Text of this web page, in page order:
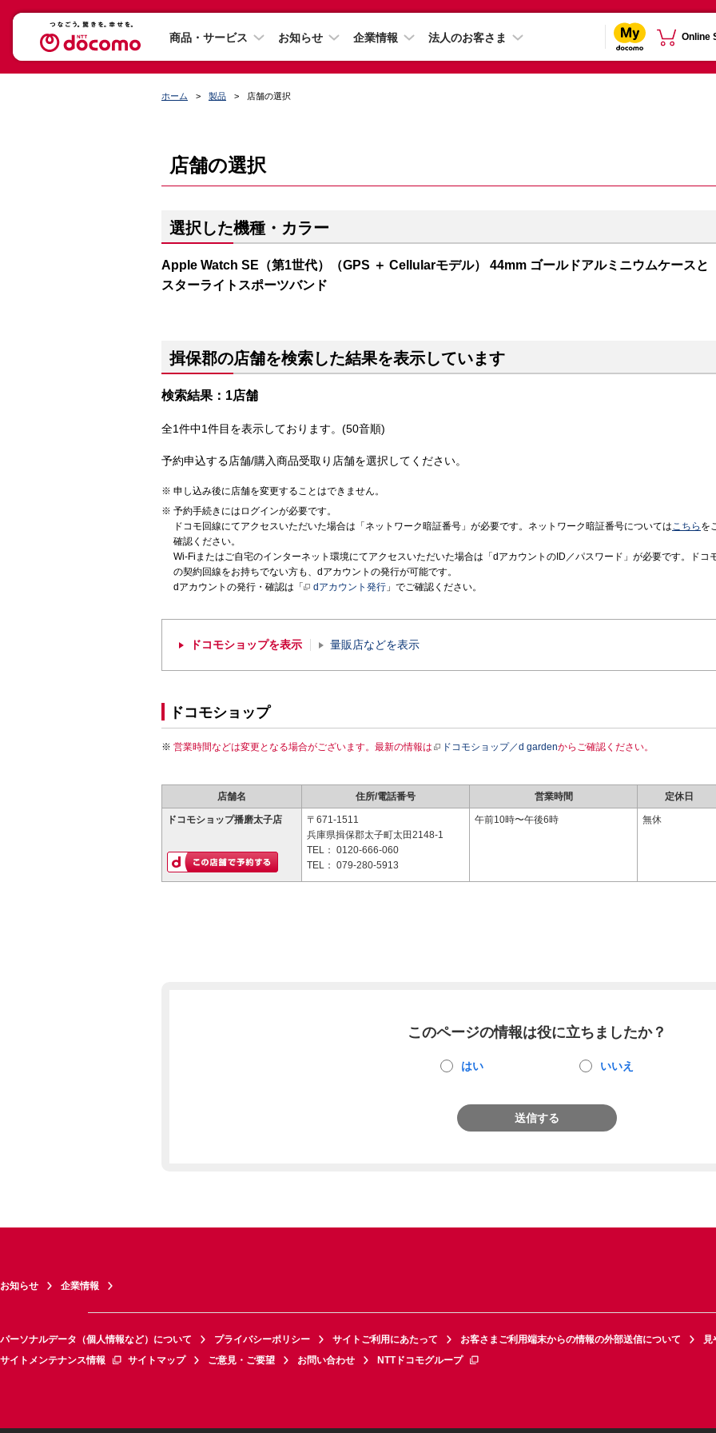
商品・サービス お知らせ 企業情報 法人のお客さま Online
ホーム 製品 店舗の選択
店舗の選択
選択した機種・カラー
Apple Watch SE（第1世代）（GPS ＋ Cellularモデル） 44mm ゴールドアルミニウムケースと
スターライトスポーツバンド
揖保郡の店舗を検索した結果を表示しています
検索結果：1店舗
全1件中1件目を表示しております。(50音順)
予約申込する店舗/購入商品受取り店舗を選択してください。
申し込み後に店舗を変更することはできません。
予約手続きにはログインが必要です。
ドコモ回線にてアクセスいただいた場合は「ネットワーク暗証番号」が必要です。ネットワーク暗証番号についてはこちら を
確認ください。
Wi-Fiまたはご自宅のインターネット環境にてアクセスいただいた場合は「dアカウントのID／パスワード」が必要です。ドコ
の契約回線をお持ちでない方も、dアカウントの発行が可能です。
dアカウントの発行・確認は「
dアカウント発行 」でご確認ください。
ドコモショップを表示 量販店などを表示
ドコモショップ
営業時間などは変更となる場合がございます。最新の情報は ドコモショップ／d gardenからご確認ください。
店舗名 住所/電話番号 営業時間 定休日
ドコモショップ播磨太子店
〒671-1511
兵庫県揖保郡太子町太田2148-1
TEL： 0120-666-060
TEL： 079-280-5913
午前10時〜午後6時 無休
このページの情報は役に立ちましたか？
はい いいえ
送信する
お知らせ 企業情報
パーソナルデータ（個人情報など）について プライバシーポリシー サイトご利用にあたって お客さまご利用端末からの情報の外部送信について
見
サイトメンテナンス情報
サイトマップ ご意見・ご要望 お問い合わせ NTTドコモグループ